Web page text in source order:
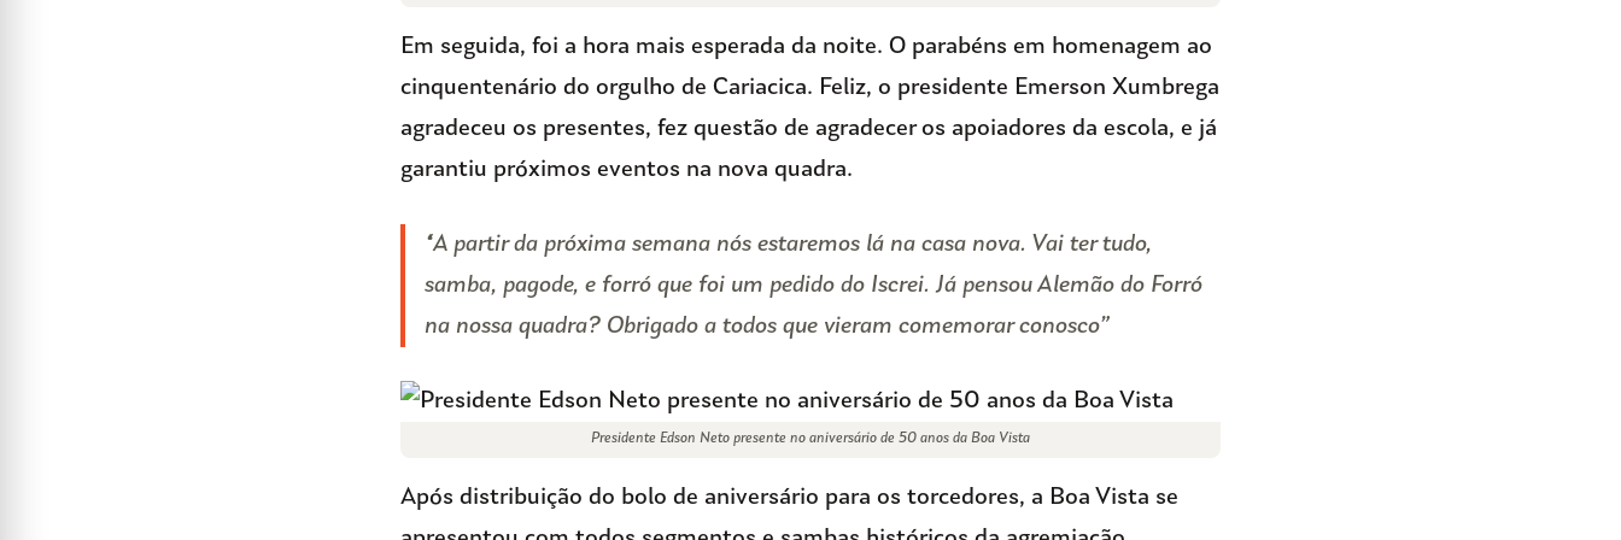
Em seguida, foi a hora mais esperada da noite. O parabéns em homenagem ao
cinquentenário do orgulho de Cariacica. Feliz, o presidente Emerson Xumbrega
agradeceu os presentes, fez questão de agradecer os apoiadores da escola, e já
garantiu próximos eventos na nova quadra.
“A partir da próxima semana nós estaremos lá na casa nova. Vai ter tudo,
samba, pagode, e forró que foi um pedido do Iscrei. Já pensou Alemão do Forró
na nossa quadra? Obrigado a todos que vieram comemorar conosco”
Presidente Edson Neto presente no aniversário de 50 anos da Boa Vista
Após distribuição do bolo de aniversário para os torcedores, a Boa Vista se